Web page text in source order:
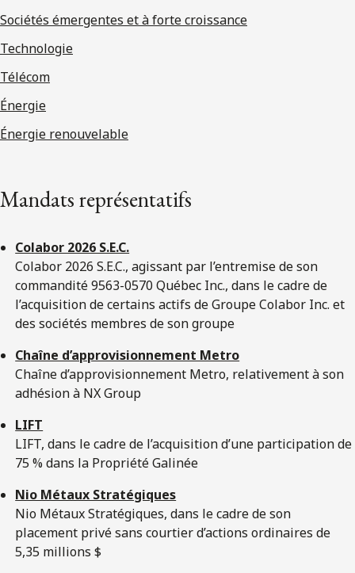
Sociétés émergentes et à forte croissance
Technologie
Télécom
Énergie
Énergie renouvelable
Mandats représentatifs
Colabor 2026 S.E.C.
Colabor 2026 S.E.C., agissant par l’entremise de son
commandité 9563-0570 Québec Inc., dans le cadre de
l’acquisition de certains actifs de Groupe Colabor Inc. et
des sociétés membres de son groupe
Chaîne d’approvisionnement Metro
Chaîne d’approvisionnement Metro, relativement à son
adhésion à NX Group
LIFT
LIFT, dans le cadre de l’acquisition d’une participation de
75 % dans la Propriété Galinée
Nio Métaux Stratégiques
Nio Métaux Stratégiques, dans le cadre de son
placement privé sans courtier d’actions ordinaires de
5,35 millions $